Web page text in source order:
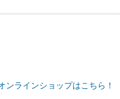
ラインショップはこちら！